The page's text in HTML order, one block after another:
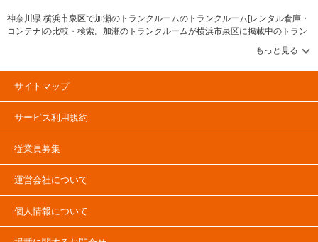
入時には運搬サービス、撤退時には処分など、お客様のご要望に応じて対応
できるサービスまで提供している。知人が首都圏でトランクルームの利用を
検討している場合には、株式会社加瀬倉庫のトランクルームの利用を勧めよ
価格で提供できる」と。結果、自社の製品力を高めながら同社のトランクル
ームは同じエリアの中でも、約2割ほど安い価格で提供できているのだと言
たトランクルームやコンビニやランドリー併設店舗などを作りたい」「セキ
ードではない方法で解錠できる仕組みの導入）」など、お客様や時代の流れ
にあったアイデアや企画をいろいろと聞くことができた。若い会社だからこ
神奈川県 横浜市泉区で加瀬のトランクルームのトランクルーム[レンタル倉庫・
コンテナ]の比較・検索。加瀬のトランクルームが横浜市泉区に掲載中のトラン
クルーム・レンタル倉庫・レンタルコンテナなどの収納スペースを、借りたい
地域から探して、広さ・料金[賃料]・セキュリティ・空調完備・24時間出し入れ
可能などの希望条件で絞込み！豊富な物件数から様々な方法でご希望の収納ス
ペースを簡単に探せるトランクルーム情報サイトです。加瀬のトランクルーム
サイトマップ
サービス利用規約
従業員募集
運営会社について
個人情報について